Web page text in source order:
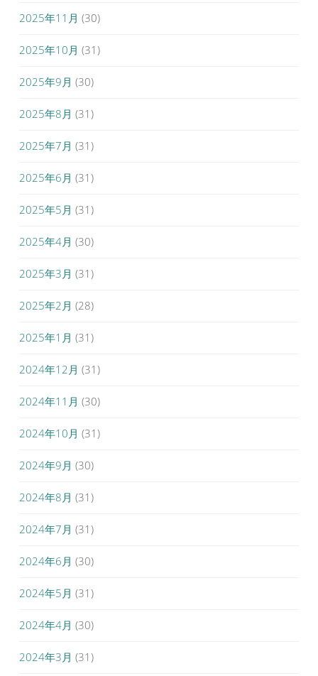
2025年11月 (30)
2025年10月 (31)
2025年9月 (30)
2025年8月 (31)
2025年7月 (31)
2025年6月 (31)
2025年5月 (31)
2025年4月 (30)
2025年3月 (31)
2025年2月 (28)
2025年1月 (31)
2024年12月 (31)
2024年11月 (30)
2024年10月 (31)
2024年9月 (30)
2024年8月 (31)
2024年7月 (31)
2024年6月 (30)
2024年5月 (31)
2024年4月 (30)
2024年3月 (31)